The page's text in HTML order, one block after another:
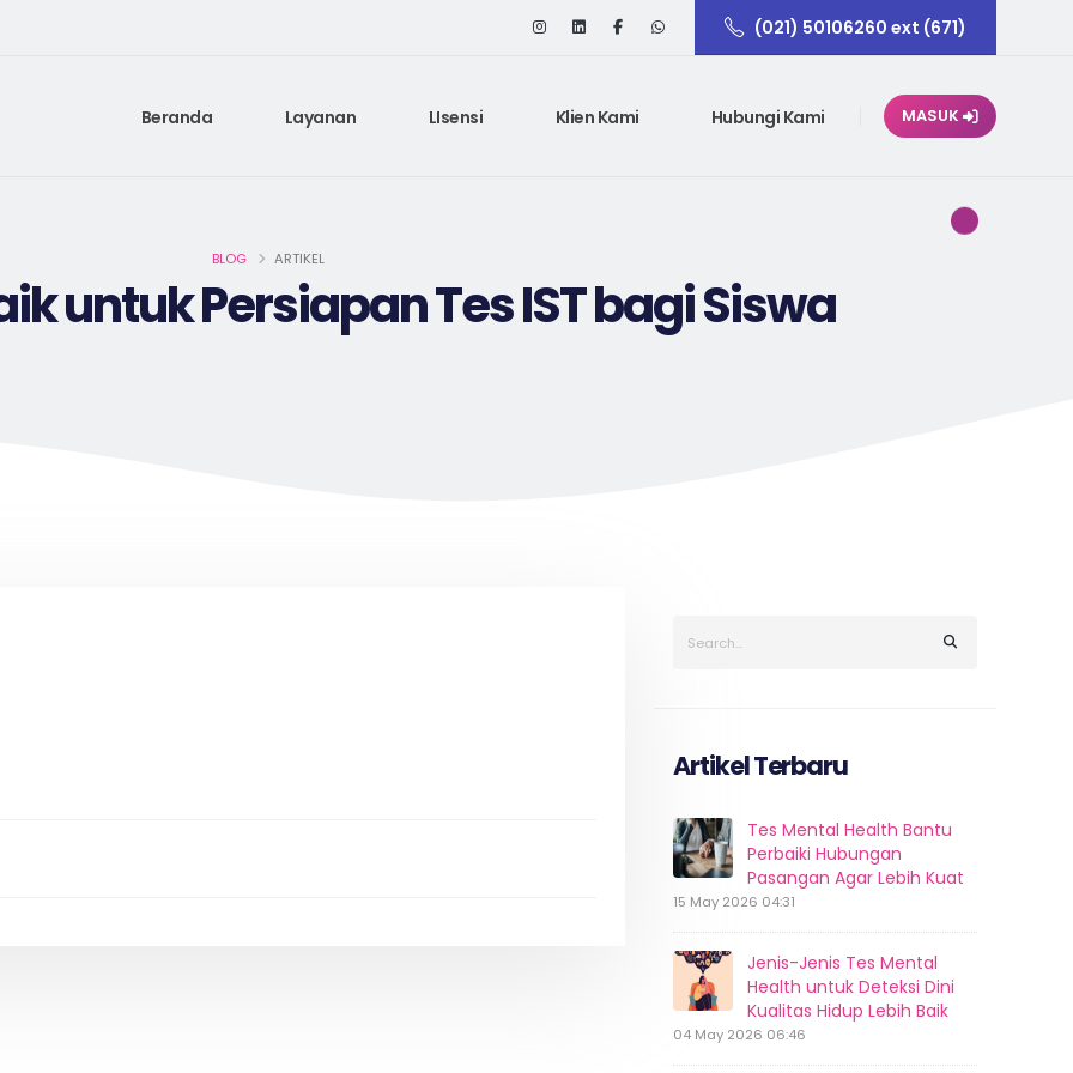
(021) 50106260 ext (671)
Beranda Layanan LIsensi Klien Kami Hubungi Kami MASUK
BLOG ARTIKEL
untuk Persiapan Tes IST bagi Siswa
Artikel Terbaru
Tes Mental Health Bantu
Perbaiki Hubungan
Pasangan Agar Lebih Kuat
15 May 2026 04:31
Jenis-Jenis Tes Mental
Health untuk Deteksi Dini
Kualitas Hidup Lebih Baik
04 May 2026 06:46